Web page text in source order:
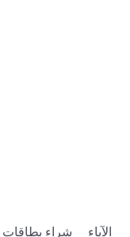
الآباء شراء بطاقات